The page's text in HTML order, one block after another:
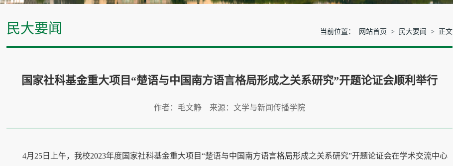
民大要闻 当前位置： 网站首页 > 民大要闻 > 正文
国家社科基金重大项目“楚语与中国南方语言格局形成之关系研究”开题论证会顺利举行
作者：毛文静 来源：文学与新闻传播学院
4月25日上午，我校2023年度国家社科基金重大项目“楚语与中国南方语言格局形成之关系研究”开题论证会在学术交流中心